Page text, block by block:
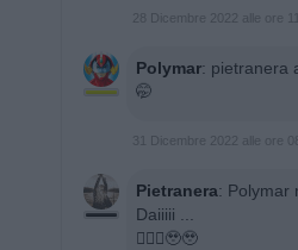
28 Dicembre 2022 alle ore
Polymar: pietranera
🤭
31 Dicembre 2022 alle ore
Pietranera: Polymar
Daiiiii ...
🤦🏼‍♀️🥹🥹